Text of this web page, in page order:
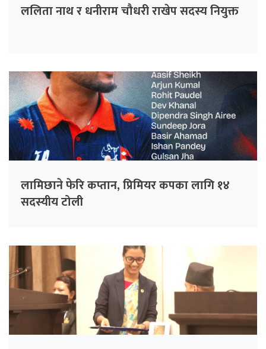
ललिता नाथ र धनीराम चौधरी राखेप सदस्य नियुक्त
लामिछाने फेरि कप्तान, प्रिमियर कपका लागि १४
सदस्यीय टोली